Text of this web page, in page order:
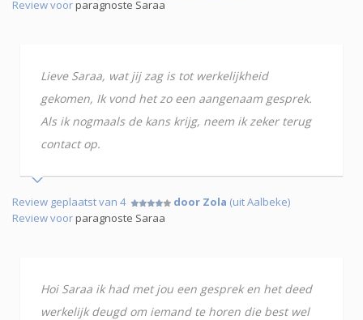
Review voorparagnoste Saraa
Lieve Saraa, wat jij zag is tot werkelijkheid
gekomen, Ik vond het zo een aangenaam gesprek.
Als ik nogmaals de kans krijg, neem ik zeker terug
contact op.
Review geplaatst van 4 door Zola (uit Aalbeke)
Review voorparagnoste Saraa
Hoi Saraa ik had met jou een gesprek en het deed
werkelijk deugd om iemand te horen die best wel